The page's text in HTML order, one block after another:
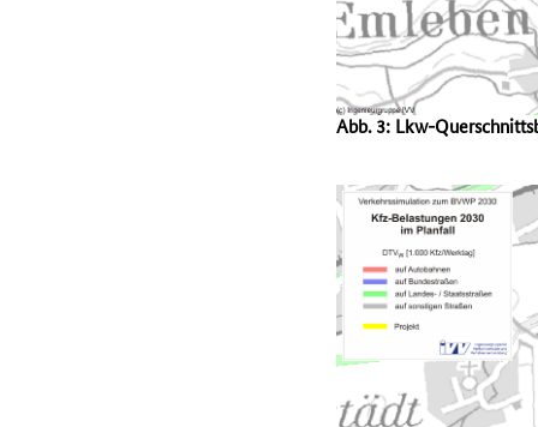
Abb. 3: Lkw-